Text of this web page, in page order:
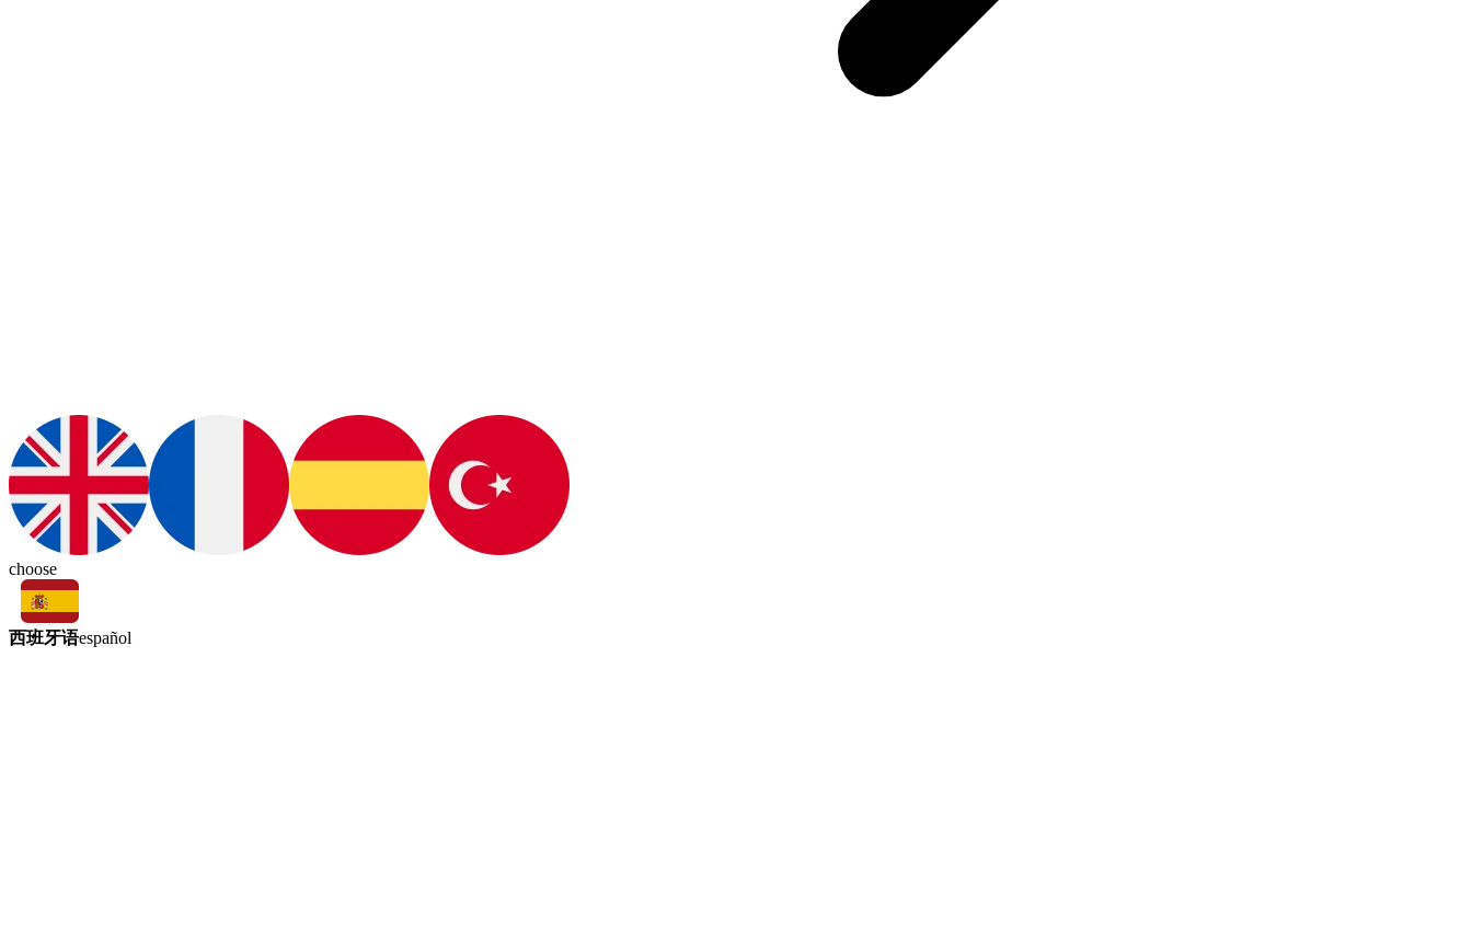
choose
西班牙语español